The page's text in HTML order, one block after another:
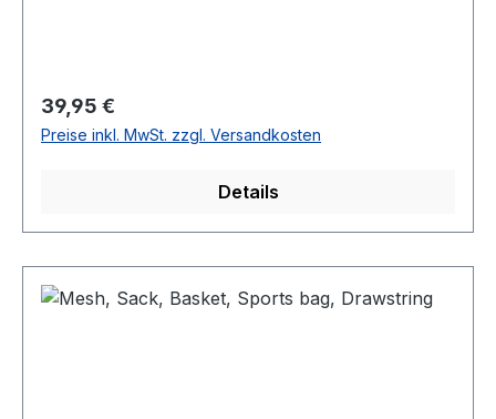
Regulärer Preis:
39,95 €
Preise inkl. MwSt. zzgl. Versandkosten
Details